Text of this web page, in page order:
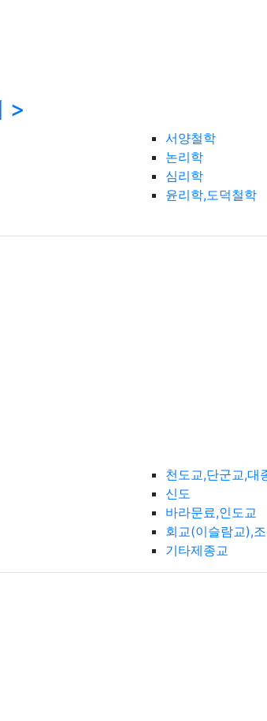
>
서양철학
논리학
심리학
윤리학,도덕철학
천도교,단군교,대
신도
바라문료,인도교
회교(이슬람교),
기타제종교